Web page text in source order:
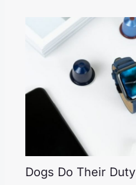
Dogs Do Their